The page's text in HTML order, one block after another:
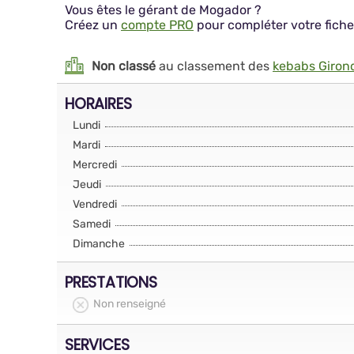
Vous êtes le gérant de Mogador ?
Créez un compte PRO pour compléter votre
Non classé au classement des kebabs
HORAIRES
Lundi
Mardi
Mercredi
Jeudi
Vendredi
Samedi
Dimanche
PRESTATIONS
Non renseigné
SERVICES